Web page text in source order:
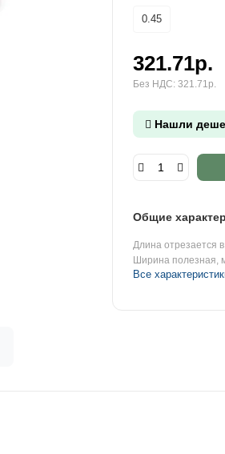
0.45
321.71р.
Без НДС: 321.71р.
Нашли
Общие
Длина отрезается
Ширина полезная,
Все